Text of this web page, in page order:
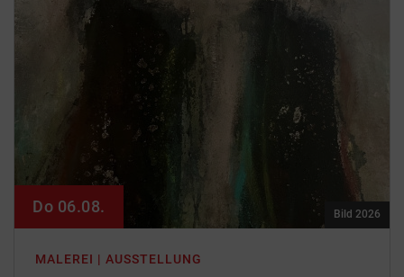
MALEREI | AUSSTELLUNG
Do 06.08. Bild 2026